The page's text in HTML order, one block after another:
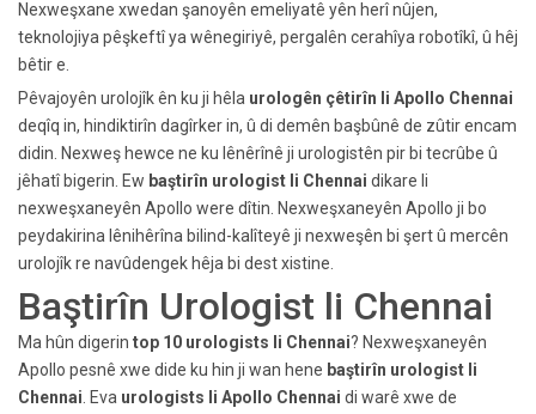
Nexweşxane xwedan şanoyên emeliyatê yên herî nûjen,
teknolojiya pêşkeftî ya wênegiriyê, pergalên cerahîya robotîkî, û hêj
bêtir e.
Pêvajoyên urolojîk ên ku ji hêla urologên çêtirîn li Apollo Chennai
deqîq in, hindiktirîn dagîrker in, û di demên başbûnê de zûtir encam
didin. Nexweş hewce ne ku lênêrînê ji urologistên pir bi tecrûbe û
jêhatî bigerin. Ew baştirîn urologist li Chennai dikare li
nexweşxaneyên Apollo were dîtin. Nexweşxaneyên Apollo ji bo
peydakirina lênihêrîna bilind-kalîteyê ji nexweşên bi şert û mercên
urolojîk re navûdengek hêja bi dest xistine.
Baştirîn Urologist li Chennai
Ma hûn digerin top 10 urologists li Chennai? Nexweşxaneyên
Apollo pesnê xwe dide ku hin ji wan hene baştirîn urologist li
Chennai . Eva urologists li Apollo Chennai di warê xwe de